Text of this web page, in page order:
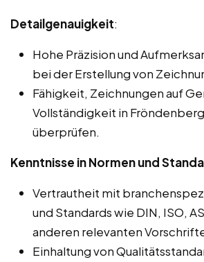
Detailgenauigkeit:
Hohe Präzision und
bei der Erstellung von
Fähigkeit, Zeichnungen auf
Vollständigkeit in
überprüfen.
Kenntnisse in Normen und
Vertrautheit mit
und Standards wie DIN, ISO,
anderen relevanten
Einhaltung von